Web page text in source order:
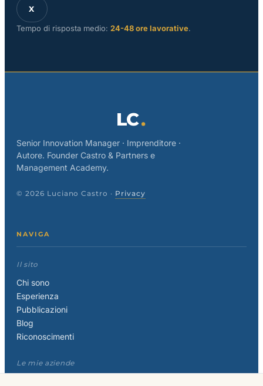
X
Tempo di risposta medio: 24-48 ore lavorative.
LC
Senior Innovation Manager · Imprenditore ·
Autore. Founder Castro & Partners e
Management Academy.
© 2026 Luciano Castro · Privacy
NAVIGA
Il sito
Chi sono
Esperienza
Pubblicazioni
Blog
Riconoscimenti
Le mie aziende